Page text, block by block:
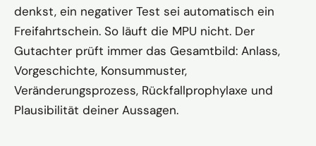
denkst, ein negativer Test sei automatisch ein
Freifahrtschein. So läuft die MPU nicht. Der
Gutachter prüft immer das Gesamtbild: Anlass,
Vorgeschichte, Konsummuster,
Veränderungsprozess, Rückfallprophylaxe und
Plausibilität deiner Aussagen.